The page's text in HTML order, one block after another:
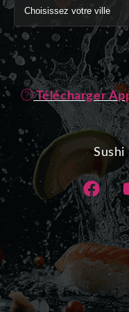
Télécharger